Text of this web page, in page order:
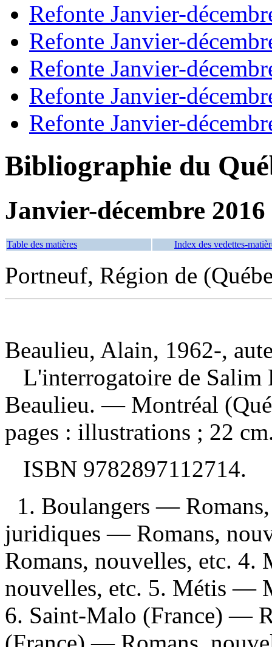
Refonte Janvier-
Refonte Janvier-
Refonte Janvier-
Refonte Janvier-
Refonte Janvier-
Bibliographie du
Janvier-décembre 2016
Table des matières Index des vedettes-
Portneuf, Région de
Beaulieu, Alain, 1962-,
L'interrogatoire de
Beaulieu. — Montréal
pages : illustrations ; 22
ISBN 9782897112714.
1. Boulangers —
juridiques — Romans,
Romans, nouvelles, etc.
nouvelles, etc. 5. Métis —
6. Saint-Malo (France) —